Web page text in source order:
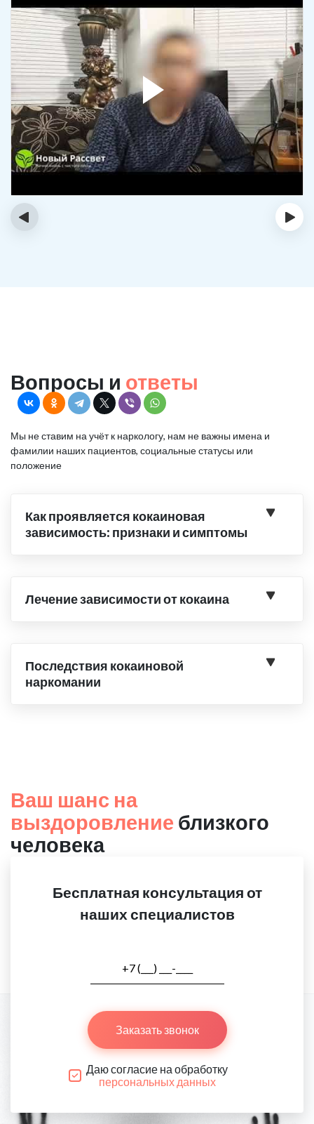
‹ ›
Вопросы и ответы
Мы не ставим на учёт к наркологу, нам не важны имена и
фамилии наших пациентов, социальные статусы или
положение
Как проявляется кокаиновая
зависимость: признаки и симптомы
Лечение зависимости от кокаина
Последствия кокаиновой
наркомании
Ваш шанс на
выздоровление близкого
человека
Бесплатная консультация от
наших специалистов
Заказать звонок
Даю согласие на обработку
персональных данных